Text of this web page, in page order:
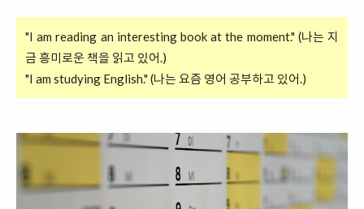
"I am reading an interesting book at the moment." (나는 지
금 흥미로운 책을 읽고 있어.)
"I am studying English." (나는 요즘 영어 공부하고 있어.)